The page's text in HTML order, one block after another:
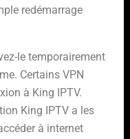
redémarrage
le temporairement
Certains VPN
à King IPTV.
King IPTV a les
à internet